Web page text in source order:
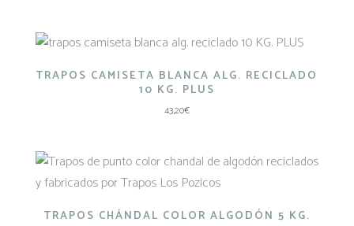
TRAPOS CAMISETA BLANCA ALG. RECICLADO
10 KG. PLUS
43,20€
TRAPOS CHÁNDAL COLOR ALGODÓN 5 KG.